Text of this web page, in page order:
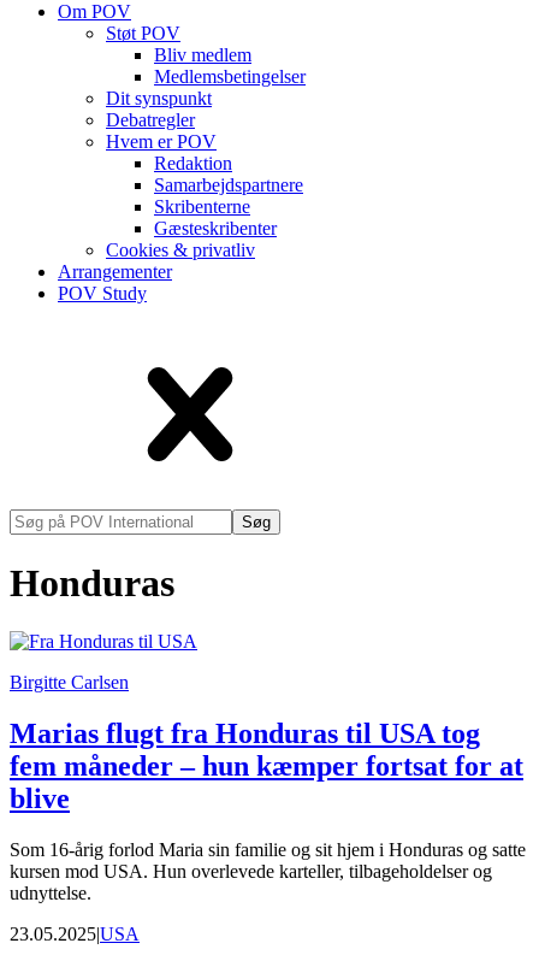
Om POV
Støt POV
Bliv medlem
Medlems­betingelser
Dit synspunkt
Debatregler
Hvem er POV
Redaktion
Samarbejdspartnere
Skribenterne
Gæsteskribenter
Cookies & privatliv
Arrangementer
POV Study
Søg
på
International
Honduras
Birgitte Carlsen
Marias flugt fra Honduras til USA tog
fem måneder – hun kæmper fortsat for at
blive
Som 16-årig forlod Maria sin familie og sit hjem i Honduras og satte
kursen mod USA. Hun overlevede karteller, tilbageholdelser og
udnyttelse.
23.05.2025|USA